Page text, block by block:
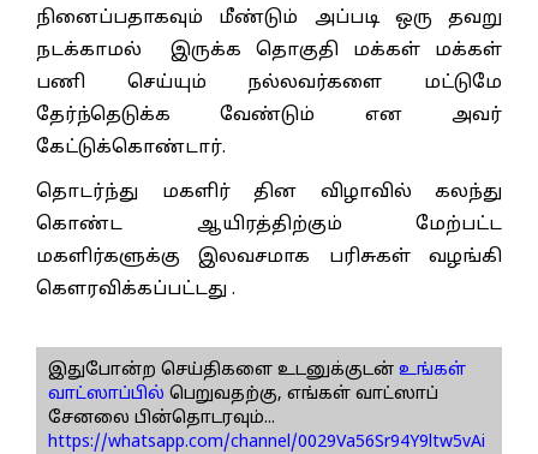
நினைப்பதாகவும் மீண்டும் அப்படி ஒரு தவறு
நடக்காமல் இருக்க தொகுதி மக்கள் மக்கள்
பணி செய்யும் நல்லவர்களை மட்டுமே
தேர்ந்தெடுக்க வேண்டும் என அவர்
கேட்டுக்கொண்டார்.
தொடர்ந்து மகளிர் தின விழாவில் கலந்து
கொண்ட ஆயிரத்திற்கும் மேற்பட்ட
மகளிர்களுக்கு இலவசமாக பரிசுகள் வழங்கி
கௌரவிக்கப்பட்டது .
இதுபோன்ற செய்திகளை உடனுக்குடன் உங்கள்
வாட்ஸாப்பில் பெறுவதற்கு, எங்கள் வாட்ஸாப்
சேனலை பின்தொடரவும்...
https://whatsapp.com/channel/0029Va56Sr94Y9ltw5vAi